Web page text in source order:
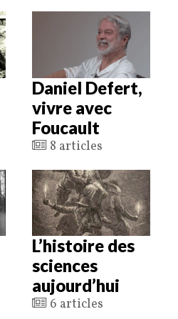
Daniel Defert,
vivre avec
Foucault
8 articles
L’histoire des
sciences
aujourd’hui
6 articles